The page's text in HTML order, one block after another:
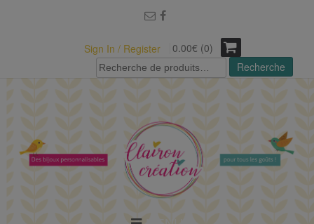
Sign In / Register
0.00€ (0)
Recherche
pour :
Recherche